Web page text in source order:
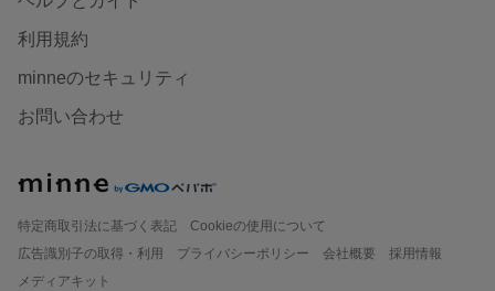
利用規約
minneのセキュリティ
お問い合わせ
特定商取引法に基づく表記
Cookieの使用について
広告識別子の取得・利用
プライバシーポリシー 会社概要
採用情報
メディアキット